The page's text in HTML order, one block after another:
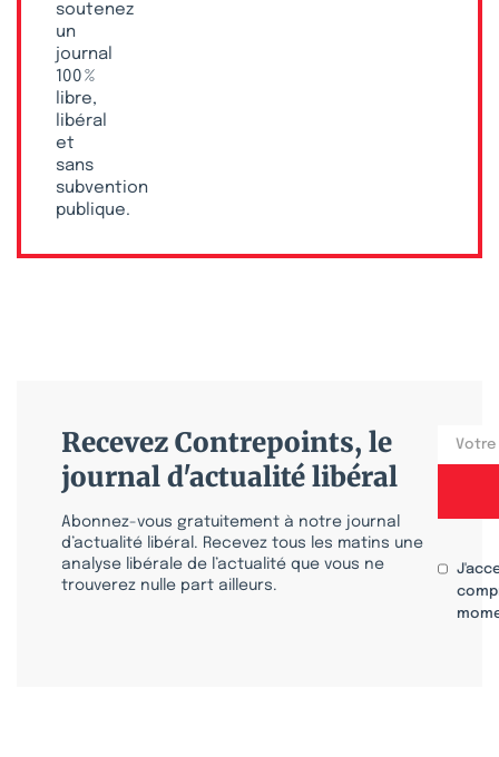
soutenez
un
journal
100 %
libre,
libéral
et
sans
subvention
publique.
Recevez Contrepoints, le
journal d'actualité libéral
Abonnez-vous gratuitement à notre journal
d’actualité libéral. Recevez tous les matins une
analyse libérale de l’actualité que vous ne
trouverez nulle part ailleurs.